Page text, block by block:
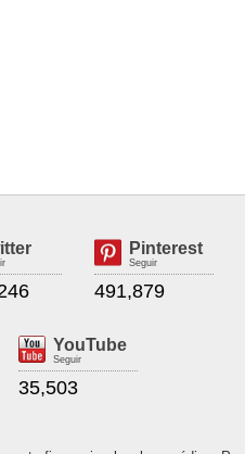
Pinterest
Seguir
491,879
YouTube
Seguir
35,503